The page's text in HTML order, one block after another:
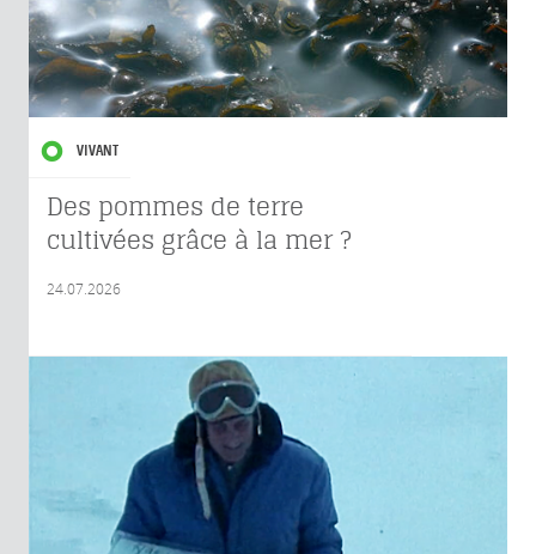
VIVANT
Des pommes de terre
cultivées grâce à la mer ?
24.07.2026